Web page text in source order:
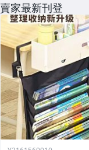
賣家最新刊登